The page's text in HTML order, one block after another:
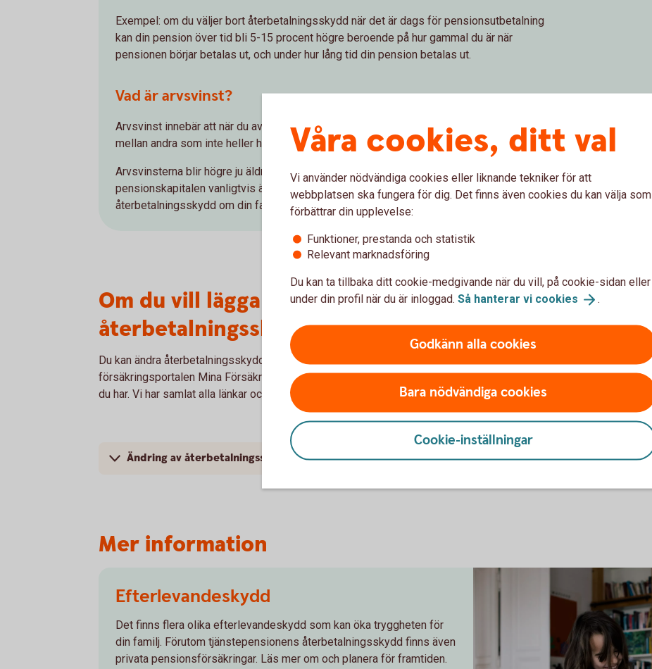
Exempel: om du väljer bort återbetalningsskydd när det är dags för pensionsutbetalning
kan din pension över tid bli 5-15 procent högre beroende på hur gammal du är när
pensionen börjar betalas ut, och under hur lång tid din pension betalas ut.
Vad är arvsvinst?
Arvsvinst innebär att när du avlider fördelas pengarna som finns kvar i din försäkring
mellan andra som inte heller har återbetalningsskydd.
Arvsvinsterna blir högre ju äldre du blir eftersom det är fler som avlider och
pensionskapitalen vanligtvis är högre. Därför kan det vara bra att ta bort
återbetalningsskydd om din familj inte längre behöver den ekonomiska tryggheten.
Om du vill lägga till eller ta bort
återbetalningsskydd
Du kan ändra återbetalningsskydd genom att logga in hos din valcentral, logga in i
försäkringsportalen Mina Försäkringar eller använda en blankett, beroende på vilket avtal
du har. Vi har samlat alla länkar och blanketter nedan.
Ändring av återbetalningsskydd
Mer information
Efterlevandeskydd
Det finns flera olika efterlevandeskydd som kan öka tryggheten för
din familj. Förutom tjänstepensionens återbetalningsskydd finns även
privata pensionsförsäkringar. Läs mer om och planera för framtiden.
Våra cookies, ditt val
Vi använder nödvändiga cookies eller liknande tekniker för att
webbplatsen ska fungera för dig. Det finns även cookies du kan välja som
förbättrar din upplevelse:
Funktioner, prestanda och statistik
Relevant marknadsföring
Du kan ta tillbaka ditt cookie-medgivande när du vill, på cookie-sidan eller
under din profil när du är inloggad. Så hanterar vi cookies .
Godkänn alla cookies
Bara nödvändiga cookies
Cookie-inställningar